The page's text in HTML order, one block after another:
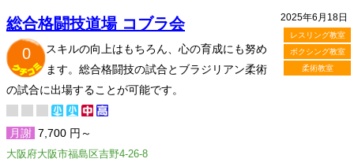
2025年6月18日
レスリング教室
ボクシング教室
柔術教室
総合格闘技道場 コブラ会
0
スキルの向上はもちろん、心の育成にも努め
ます。総合格闘技の試合とブラジリアン柔術
の試合に出場することが可能です。
月謝 7,700 円～
大阪府大阪市福島区吉野4-26-8